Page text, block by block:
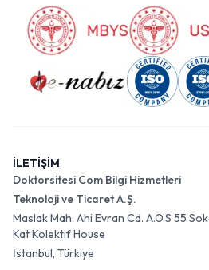
İLETİŞİM
Doktorsitesi Com Bilgi Hizmetleri
Teknoloji ve Ticaret A.Ş.
Maslak Mah. Ahi Evran Cd. A.O.S 55
Kat Kolektif House
İstanbul, Türkiye